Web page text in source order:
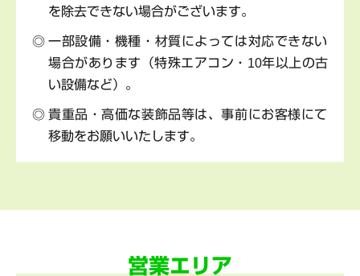
を除去できない場合がございます。
一部設備・機種・材質によっては対応できない
場合があります（特殊エアコン・10年以上の古
い設備など）。
貴重品・高価な装飾品等は、事前にお客様にて
移動をお願いいたします。
営業エリア